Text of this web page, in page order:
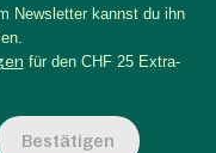
Newsletter kannst du ihn
für den CHF 25 Extra-
Bestätigen